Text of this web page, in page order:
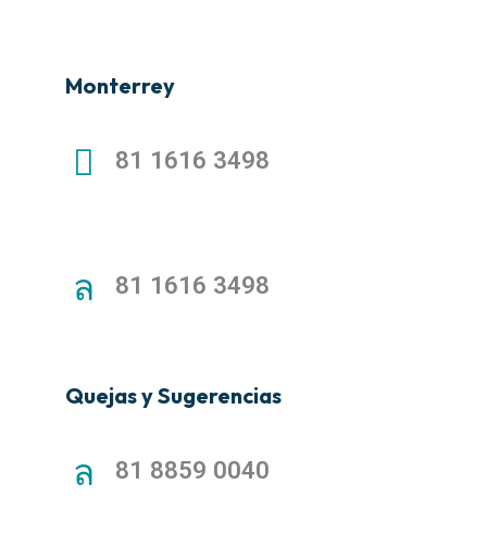
Monterrey
81 1616 3498
81 1616 3498
Quejas y Sugerencias
81 8859 0040